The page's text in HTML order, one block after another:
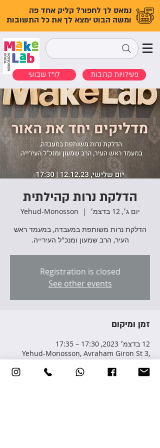
נמאס לך לחפור? קליק אחד פה
ומשה הבוט ימצא לך את כל התשובות
לו"ז שבועי פעילויות קרובות
הדלקת נרות קהילתית
יום ג׳, 12 בדצמ׳
  |
Yehud-Monosson
הדלקת נרות משותפת במעבדה, במעמד ראש
העיר, הרב שמעון ומנכ"ל העירייה.
Registration is closed
See other events
זמן ומיקום
12 בדצמ׳ 2023, 17:30 – 17:35
Yehud-Monosson, Avraham Giron St 3,
Yehud-Monosson, Israel